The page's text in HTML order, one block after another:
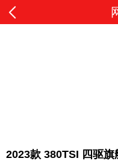
2023款 380TSI 四驱旗